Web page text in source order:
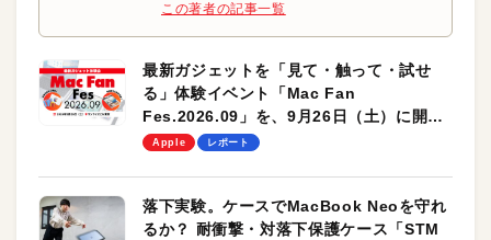
この著者の記事一覧
最新ガジェットを「見て・触って・試せ
る」体験イベント「Mac Fan
Fes.2026.09」を、9月26日（土）に開催
します！
Apple レポート
落下実験。ケースでMacBook Neoを守れ
るか？ 耐衝撃・対落下保護ケース「STM